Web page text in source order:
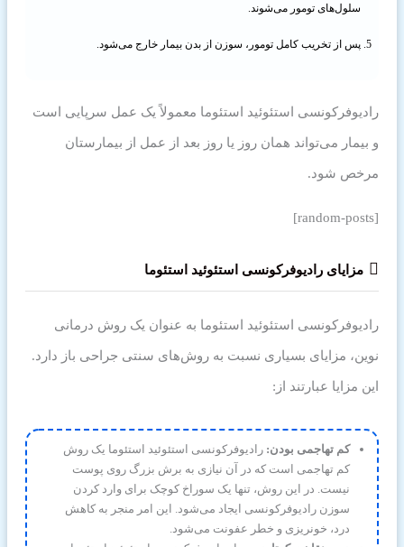
سلول‌های تومور می‌شوند.
پس از تخریب کامل تومور، سوزن از بدن بیمار خارج می‌شود.
رادیوفرکونسی استئوئید استئوما معمولاً یک عمل سرپایی است
و بیمار می‌تواند همان روز یا روز بعد از عمل از بیمارستان
مرخص شود.
[random-posts]
مزایای رادیوفرکونسی استئوئید استئوما
رادیوفرکونسی استئوئید استئوما به عنوان یک روش درمانی
نوین، مزایای بسیاری نسبت به روش‌های سنتی جراحی باز دارد.
این مزایا عبارتند از:
کم تهاجمی بودن: رادیوفرکونسی استئوئید استئوما یک روش
کم تهاجمی است که در آن نیازی به برش بزرگ روی پوست
نیست. در این روش، تنها یک سوراخ کوچک برای وارد کردن
سوزن رادیوفرکونسی ایجاد می‌شود. این امر منجر به کاهش
درد، خونریزی و خطر عفونت می‌شود.